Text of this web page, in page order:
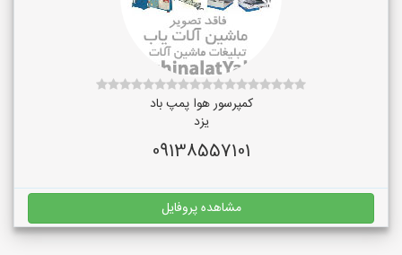
کمپرسور هوا پمپ باد
یزد
09138557101
مشاهده پروفایل